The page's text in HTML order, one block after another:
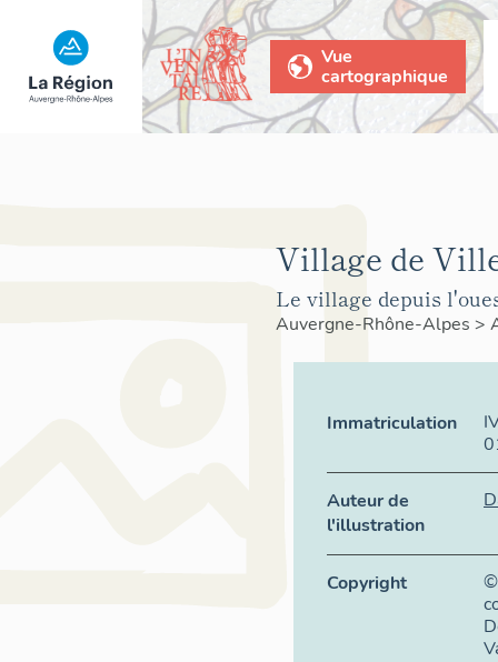
Vue
cartographique
Village de
Le village depuis
Auvergne-Rhône-Alpes >
Immatriculation
Auteur de
l'illustration
Copyright
©